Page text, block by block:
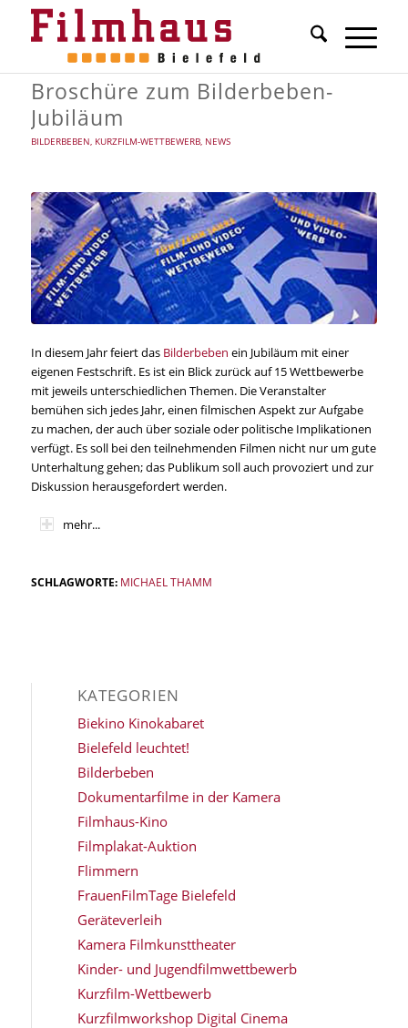
Broschüre zum Bilderbeben-
Jubiläum
BILDERBEBEN, KURZFILM-WETTBEWERB, NEWS
In diesem Jahr feiert das Bilderbeben ein Jubiläum mit einer
eigenen Festschrift. Es ist ein Blick zurück auf 15 Wettbewerbe
mit jeweils unterschiedlichen Themen. Die Veranstalter
bemühen sich jedes Jahr, einen filmischen Aspekt zur Aufgabe
zu machen, der auch über soziale oder politische Implikationen
verfügt. Es soll bei den teilnehmenden Filmen nicht nur um gute
Unterhaltung gehen; das Publikum soll auch provoziert und zur
Diskussion herausgefordert werden.
mehr...
SCHLAGWORTE: MICHAEL THAMM
KATEGORIEN
Biekino Kinokabaret
Bielefeld leuchtet!
Bilderbeben
Dokumentarfilme in der Kamera
Filmhaus-Kino
Filmplakat-Auktion
Flimmern
FrauenFilmTage Bielefeld
Geräteverleih
Kamera Filmkunsttheater
Kinder- und Jugendfilmwettbewerb
Kurzfilm-Wettbewerb
Kurzfilmworkshop Digital Cinema